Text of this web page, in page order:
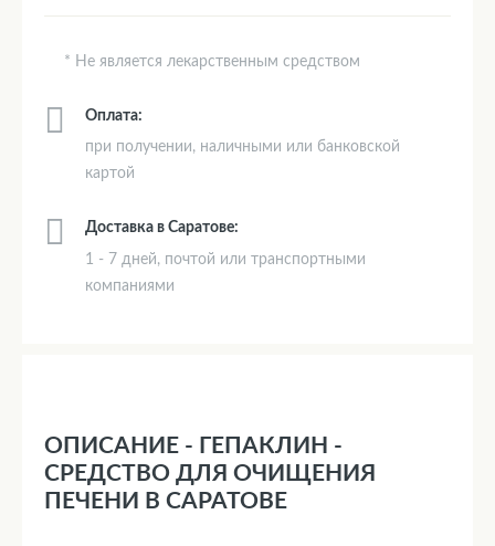
* Не является лекарственным средством
Оплата:
при получении, наличными или банковской
картой
Доставка в Саратове:
1 - 7 дней, почтой или транспортными
компаниями
ОПИСАНИЕ - ГЕПАКЛИН -
СРЕДСТВО ДЛЯ ОЧИЩЕНИЯ
ПЕЧЕНИ В САРАТОВЕ